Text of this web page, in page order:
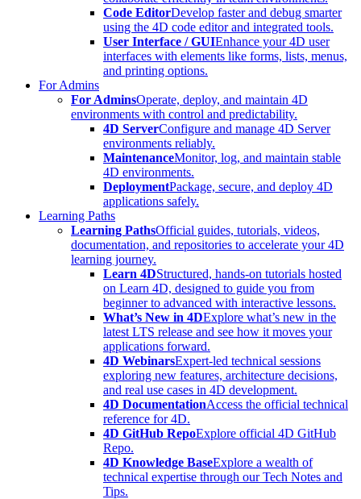
Code EditorDevelop faster and debug smarter
using the 4D code editor and integrated tools.
User Interface / GUIEnhance your 4D user
interfaces with elements like forms, lists, menus,
and printing options.
For Admins
For AdminsOperate, deploy, and maintain 4D
environments with control and predictability.
4D ServerConfigure and manage 4D Server
environments reliably.
MaintenanceMonitor, log, and maintain stable
4D environments.
DeploymentPackage, secure, and deploy 4D
applications safely.
Learning Paths
Learning PathsOfficial guides, tutorials, videos,
documentation, and repositories to accelerate your 4D
learning journey.
Learn 4DStructured, hands-on tutorials hosted
on Learn 4D, designed to guide you from
beginner to advanced with interactive lessons.
What’s New in 4DExplore what’s new in the
latest LTS release and see how it moves your
applications forward.
4D WebinarsExpert-led technical sessions
exploring new features, architecture decisions,
and real use cases in 4D development.
4D DocumentationAccess the official technical
reference for 4D.
4D GitHub RepoExplore official 4D GitHub
Repo.
4D Knowledge BaseExplore a wealth of
technical expertise through our Tech Notes and
Tips.